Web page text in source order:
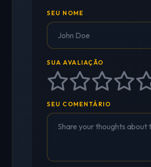
SEU NOME
SUA AVALIAÇÃO
SEU COMENTÁRIO